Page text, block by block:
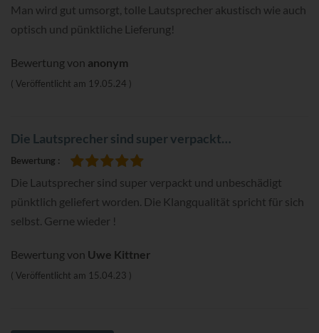
Man wird gut umsorgt, tolle Lautsprecher akustisch wie auch
optisch und pünktliche Lieferung!
Bewertung von anonym
Veröffentlicht am 19.05.24
Die Lautsprecher sind super verpackt…
Bewertung
Die Lautsprecher sind super verpackt und unbeschädigt
pünktlich geliefert worden. Die Klangqualität spricht für sich
selbst. Gerne wieder !
Bewertung von Uwe Kittner
Veröffentlicht am 15.04.23